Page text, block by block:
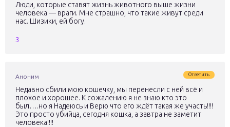
Люди, которые ставят жизнь животного выше жизни
человека — враги. Мне страшно, что такие живут среди
нас. Шизики, ей богу.
3
Аноним Ответить
Недавно сбили мою кошечку, мы перенесли с ней всё и
плохое и хорошее. К сожалению я не знаю кто это
был….но я Надеюсь и Верю что его ждёт такая же участь!!!!
Это просто убийца, сегодня кошка, а завтра не заметит
человека!!!!